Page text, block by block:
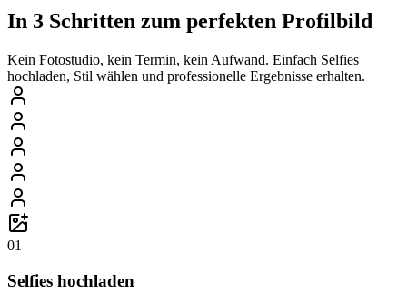
In 3 Schritten zum perfekten Profilbild
Kein Fotostudio, kein Termin, kein Aufwand. Einfach Selfies
hochladen, Stil wählen und professionelle Ergebnisse erhalten.
01
Selfies hochladen